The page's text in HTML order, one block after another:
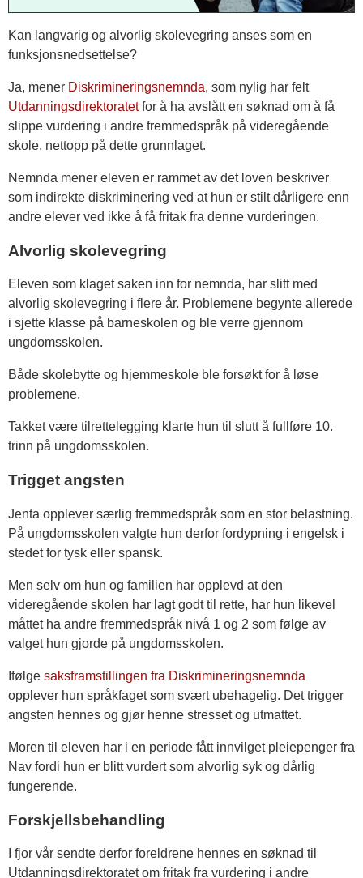
Kan langvarig og alvorlig skolevegring anses som en
funksjonsnedsettelse?
Ja, mener Diskrimineringsnemnda, som nylig har felt
Utdanningsdirektoratetfor å ha avslått en søknad om å få
slippe vurdering i andre fremmedspråk på videregående
skole, nettopp på dette grunnlaget.
Nemnda mener eleven er rammet av det loven beskriver
som indirekte diskriminering ved at hun er stilt dårligere enn
andre elever ved ikke å få fritak fra denne vurderingen.
Alvorlig skolevegring
Eleven som klaget saken inn for nemnda, har slitt med
alvorlig skolevegring i flere år. Problemene begynte allerede
i sjette klasse på barneskolen og ble verre gjennom
ungdomsskolen.
Både skolebytte og hjemmeskole ble forsøkt for å løse
problemene.
Takket være tilrettelegging klarte hun til slutt å fullføre 10.
trinn på ungdomsskolen.
Trigget angsten
Jenta opplever særlig fremmedspråk som en stor belastning.
På ungdomsskolen valgte hun derfor fordypning i engelsk i
stedet for tysk eller spansk.
Men selv om hun og familien har opplevd at den
videregående skolen har lagt godt til rette, har hun likevel
måttet ha andre fremmedspråk nivå 1 og 2 som følge av
valget hun gjorde på ungdomsskolen.
Ifølge saksframstillingen fra Diskrimineringsnemnda
opplever hun språkfaget som svært ubehagelig. Det trigger
angsten hennes og gjør henne stresset og utmattet.
Moren til eleven har i en periode fått innvilget pleiepenger fra
Nav fordi hun er blitt vurdert som alvorlig syk og dårlig
fungerende.
Forskjellsbehandling
I fjor vår sendte derfor foreldrene hennes en søknad til
Utdanningsdirektoratet om fritak fra vurdering i andre